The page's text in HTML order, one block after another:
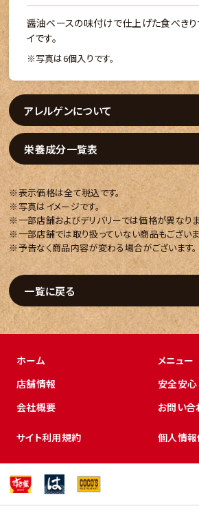
醤油ベースの味付けで仕上げた食べきり
イです。
写真は6個入りです。
アレルゲンについて
栄養成分一覧表
※表示価格は全て税込です。
※写真はイメージです。
※一部店舗およびデリバリーでは価格が異なりま
※一部店舗では取り扱っていない商品もございま
※予告なく商品内容が変わる場合がございます。
一覧に戻る
ホーム
メニュー
店舗情報
安全安心
会社概要
お問い合
サイト利用規約 個人情